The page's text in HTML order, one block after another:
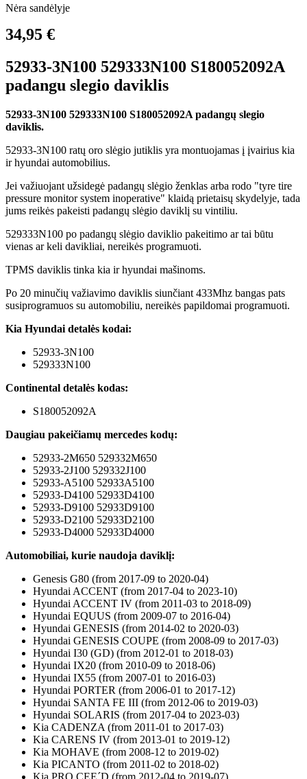
Nėra sandėlyje
34,95 €
52933-3N100 529333N100 S180052092A
padangu slegio daviklis
52933-3N100 529333N100 S180052092A padangų slegio
daviklis.
52933-3N100 ratų oro slėgio jutiklis yra montuojamas į įvairius kia
ir hyundai automobilius.
Jei važiuojant užsidegė padangų slėgio ženklas arba rodo "tyre tire
pressure monitor system inoperative" klaidą prietaisų skydelyje, tada
jums reikės pakeisti padangų slėgio daviklį su vintiliu.
529333N100 po padangų slėgio daviklio pakeitimo ar tai būtu
vienas ar keli davikliai, nereikės programuoti.
TPMS daviklis tinka kia ir hyundai mašinoms.
Po 20 minučių važiavimo daviklis siunčiant 433Mhz bangas pats
susiprogramuos su automobiliu, nereikės papildomai programuoti.
Kia Hyundai detalės kodai:
52933-3N100
529333N100
Continental detalės kodas:
S180052092A
Daugiau pakeičiamų mercedes kodų:
52933-2M650 529332M650
52933-2J100 529332J100
52933-A5100 52933A5100
52933-D4100 52933D4100
52933-D9100 52933D9100
52933-D2100 52933D2100
52933-D4000 52933D4000
Automobiliai, kurie naudoja daviklį:
Genesis G80 (from 2017-09 to 2020-04)
Hyundai ACCENT (from 2017-04 to 2023-10)
Hyundai ACCENT IV (from 2011-03 to 2018-09)
Hyundai EQUUS (from 2009-07 to 2016-04)
Hyundai GENESIS (from 2014-02 to 2020-03)
Hyundai GENESIS COUPE (from 2008-09 to 2017-03)
Hyundai I30 (GD) (from 2012-01 to 2018-03)
Hyundai IX20 (from 2010-09 to 2018-06)
Hyundai IX55 (from 2007-01 to 2016-03)
Hyundai PORTER (from 2006-01 to 2017-12)
Hyundai SANTA FE III (from 2012-06 to 2019-03)
Hyundai SOLARIS (from 2017-04 to 2023-03)
Kia CADENZA (from 2011-01 to 2017-03)
Kia CARENS IV (from 2013-01 to 2019-12)
Kia MOHAVE (from 2008-12 to 2019-02)
Kia PICANTO (from 2011-02 to 2018-02)
Kia PRO CEE´D (from 2012-04 to 2019-07)